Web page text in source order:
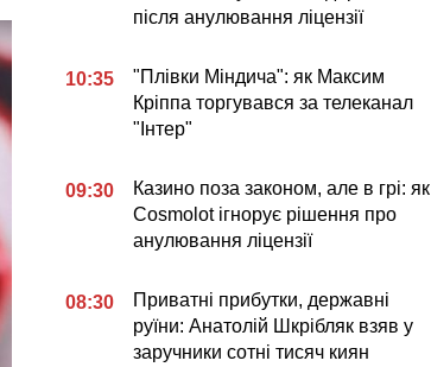
після анулювання ліцензії
10:35
"Плівки Міндича": як Максим
Кріппа торгувався за телеканал
"Інтер"
09:30
Казино поза законом, але в грі: як
Cosmolot ігнорує рішення про
анулювання ліцензії
08:30
Приватні прибутки, державні
руїни: Анатолій Шкрібляк взяв у
заручники сотні тисяч киян